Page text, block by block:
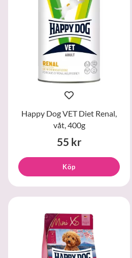
Happy Dog VET Diet Renal,
våt, 400g
55 kr
Köp